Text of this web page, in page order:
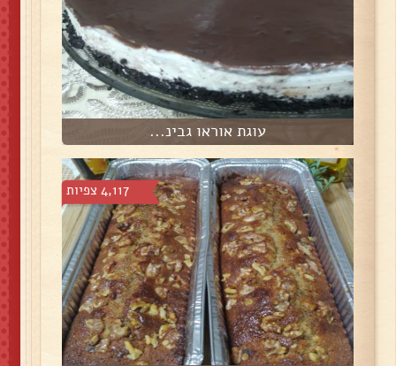
עוגת אוראו גבינ...
4,117 צפיות